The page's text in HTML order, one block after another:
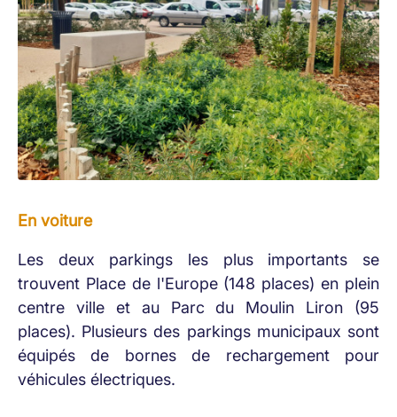
En voiture
Les deux parkings les plus importants se
trouvent Place de l'Europe (148 places) en plein
centre ville et au Parc du Moulin Liron (95
places). Plusieurs des parkings municipaux sont
équipés de bornes de rechargement pour
véhicules électriques.